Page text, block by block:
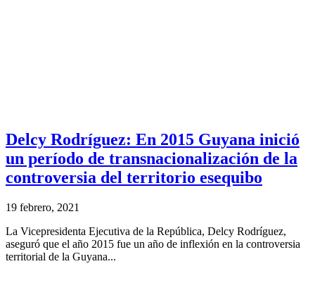
Delcy Rodríguez: En 2015 Guyana inició
un período de transnacionalización de la
controversia del territorio esequibo
19 febrero, 2021
La Vicepresidenta Ejecutiva de la República, Delcy Rodríguez,
aseguró que el año 2015 fue un año de inflexión en la controversia
territorial de la Guyana...